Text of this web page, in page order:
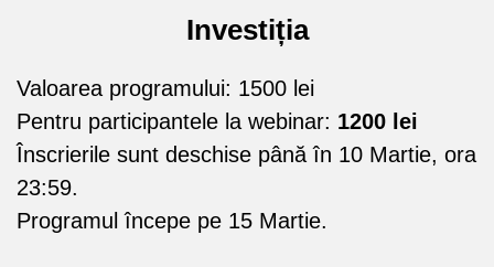
Investiția
Valoarea programului: 1500 lei
Pentru participantele la webinar: 1200 lei
Înscrierile sunt deschise până în 10 Martie, ora
23:59.
Programul începe pe 15 Martie.